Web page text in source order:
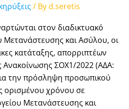
/ Byd.seretis
στον διαδικτυακό
Μετανάστευσης και Ασύλου, οι
κατάταξης, απορριπτέων
Ανακοίνωσης ΣΟΧ1/2022 (ΑΔΑ:
την πρόσληψη προσωπικού
χρόνου σε
Μετανάστευσης και